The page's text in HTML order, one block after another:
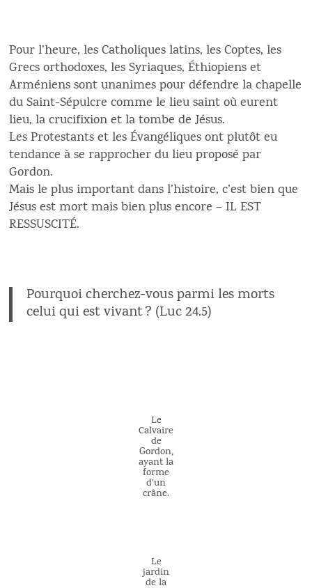
Pour l’heure, les Catholiques latins, les Coptes, les
Grecs orthodoxes, les Syriaques, Éthiopiens et
Arméniens sont unanimes pour défendre la chapelle
du Saint-Sépulcre comme le lieu saint où eurent
lieu, la crucifixion et la tombe de Jésus.
Les Protestants et les Évangéliques ont plutôt eu
tendance à se rapprocher du lieu proposé par
Gordon.
Mais le plus important dans l’histoire, c’est bien que
Jésus est mort mais bien plus encore – IL EST
RESSUSCITÉ.
Pourquoi cherchez-vous parmi les morts
celui qui est vivant ? (Luc 24.5)
Le
Calvaire
de
Gordon,
ayant la
forme
d’un
crâne.
Le
jardin
de la